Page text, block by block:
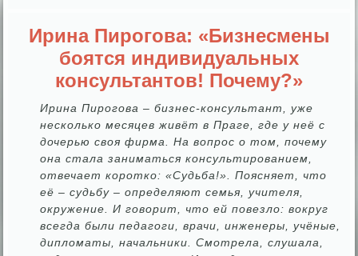
Ирина Пирогова: «Бизнесмены
боятся индивидуальных
консультантов! Почему?»
Ирина Пирогова – бизнес-консультант, уже
несколько месяцев живёт в Праге, где у неё с
дочерью своя фирма. На вопрос о том, почему
она стала заниматься консультированием,
отвечает коротко: «Судьба!». Поясняет, что
её – судьбу – определяют семья, учителя,
окружение. И говорит, что ей повезло: вокруг
всегда были педагоги, врачи, инженеры, учёные,
дипломаты, начальники. Смотрела, слушала,